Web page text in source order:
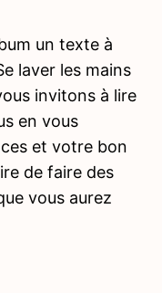
LES
DE SOIN
un texte à
laver les mains
invitons à lire
en vous
et votre bon
de faire des
vous aurez